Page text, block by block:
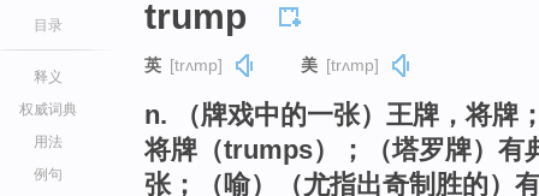
目录
释义
权威词典
用法
例句
trump
英 [trʌmp] 美 [trʌmp]
n. （牌戏中的一张）王牌，将牌
将牌（trumps）；（塔罗牌）有
张；（喻）（尤指出奇制胜的）